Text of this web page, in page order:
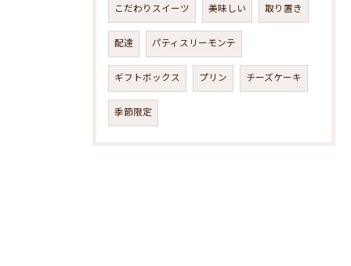
こだわりスイーツ 美味しい 取り置き
配達 パティスリーモンテ
ギフトボックス プリン チーズケーキ
季節限定